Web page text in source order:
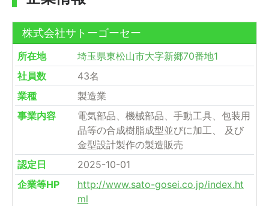
株式会社サトーゴーセー
所在地
埼玉県東松山市大字新郷70番地1
社員数
43名
業種
製造業
事業内容
電気部品、機械部品、手動工具、包装用
品等の合成樹脂成型並びに加工、 及び
金型設計製作の製造販売
認定日
2025-10-01
企業等HP
http://www.sato-gosei.co.jp/index.ht
ml